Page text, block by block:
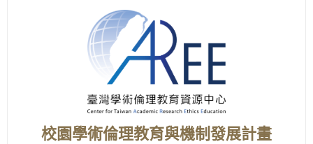
校園學術倫理教育與機制發展計畫